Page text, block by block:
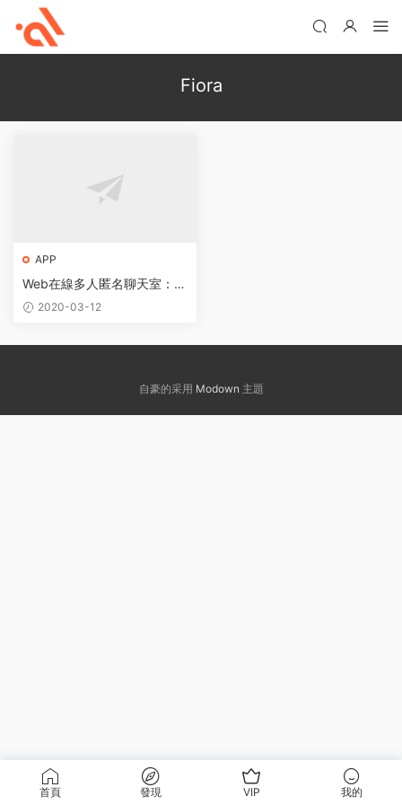
Fiora
APP
Web在線多人匿名聊天室：Fi
ora+寶塔面闆安裝教程
2020-03-12
自豪的采用 Modown 主題
首頁 發現 VIP 我的